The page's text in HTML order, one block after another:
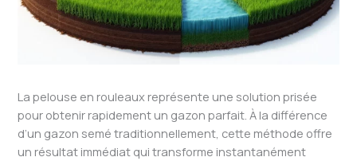
La pelouse en rouleaux représente une solution prisée
pour obtenir rapidement un gazon parfait. À la différence
d’un gazon semé traditionnellement, cette méthode offre
un résultat immédiat qui transforme instantanément